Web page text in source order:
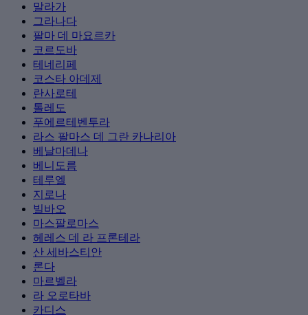
말라가
그라나다
팔마 데 마요르카
코르도바
테네리페
코스타 아데제
란사로테
톨레도
푸에르테벤투라
라스 팔마스 데 그란 카나리아
베날마데나
베니도름
테루엘
지로나
빌바오
마스팔로마스
헤레스 데 라 프론테라
산 세바스티안
론다
마르벨라
라 오로타바
카디스